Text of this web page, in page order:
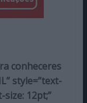
conheceres
style=”text-
12pt;”